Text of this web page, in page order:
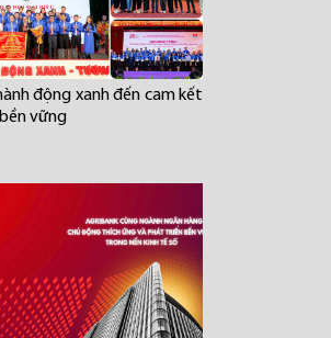
động xanh đến cam kết
vững